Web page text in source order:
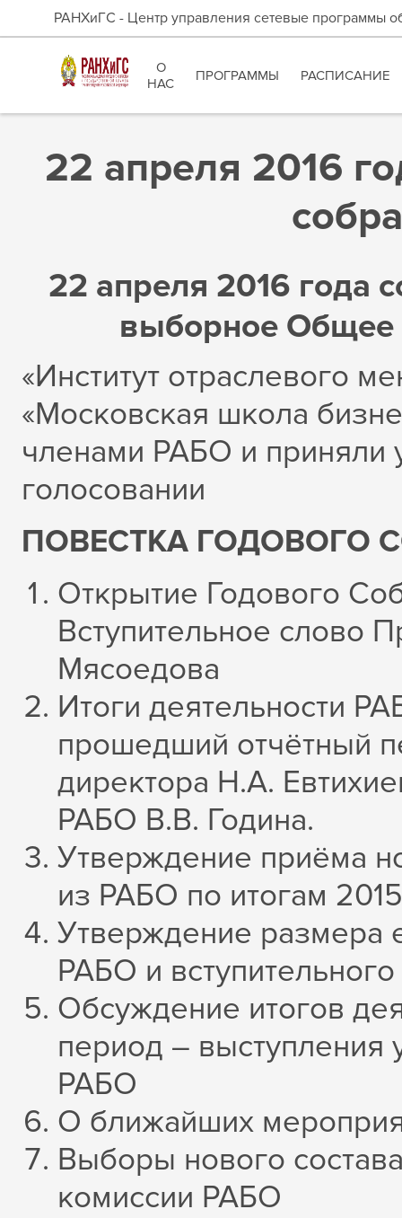
РАНХиГС - Центр управления сетевые программы
О
НАС
ПРОГРАММЫ РАСПИСАНИЕ
22 апреля 2016
22 апреля 2016 года
выборное Общее
«Институт отраслевого
«Московская школа
членами РАБО и приняли
голосовании
ПОВЕСТКА ГОДОВОГО
Открытие Годового
Вступительное слово
Мясоедова
Итоги деятельности
прошедший отчётный
директора Н.А.
РАБО В.В. Година.
Утверждение приёма
из РАБО по итогам
Утверждение размера
РАБО и
Обсуждение итогов
период – выступления
РАБО
О ближайших
Выборы нового
комиссии РАБО